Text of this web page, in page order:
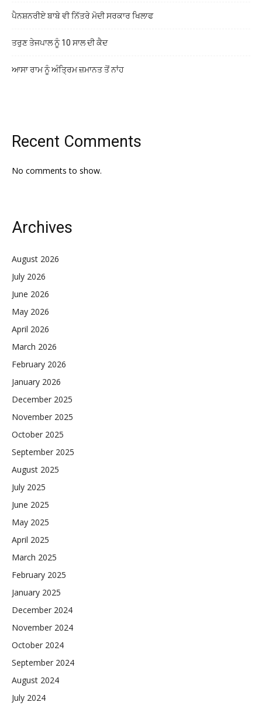
ਪੈਨਸ਼ਨਰੀਏ ਬਾਬੇ ਵੀ ਨਿੱਤਰੇ ਮੋਦੀ ਸਰਕਾਰ ਖਿਲਾਫ
ਤਰੁਣ ਤੇਜਪਾਲ ਨੂੰ 10 ਸਾਲ ਦੀ ਕੈਦ
ਆਸਾ ਰਾਮ ਨੂੰ ਅੰਤ੍ਰਿਮ ਜ਼ਮਾਨਤ ਤੋਂ ਨਾਂਹ
Recent Comments
No comments to show.
Archives
August 2026
July 2026
June 2026
May 2026
April 2026
March 2026
February 2026
January 2026
December 2025
November 2025
October 2025
September 2025
August 2025
July 2025
June 2025
May 2025
April 2025
March 2025
February 2025
January 2025
December 2024
November 2024
October 2024
September 2024
August 2024
July 2024